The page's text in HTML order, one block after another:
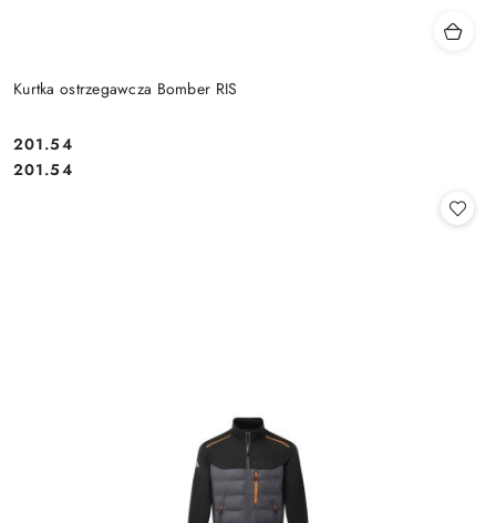
Kurtka ostrzegawcza Bomber RIS
Cena:
201.54
Cena:
201.54